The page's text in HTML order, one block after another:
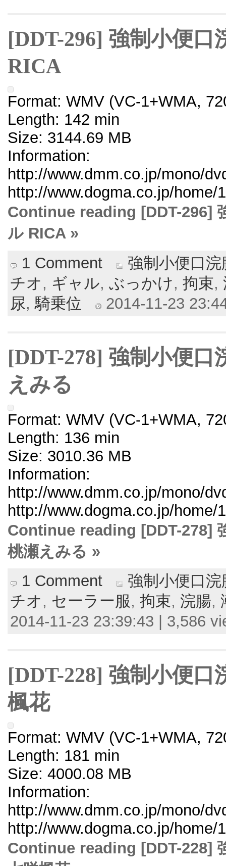
[DDT-296] 強制小便
RICA
Format: WMV (VC-1+WMA,
Length: 142 min
Size: 3144.69 MB
Information:
http://www.dmm.co.jp/mono/
http://www.dogma.co.jp/home/
Continue reading [DDT-296]
ル RICA »
1 Comment
強制小便口
チオ , ギャル, ぶっかけ, 拘束,
尿,騎乗位 2014-11-23
[DDT-278] 強制小便
えみる
Format: WMV (VC-1+WMA,
Length: 136 min
Size: 3010.36 MB
Information:
http://www.dmm.co.jp/mono/
http://www.dogma.co.jp/home/
Continue reading [DDT-278]
桃瀬えみる »
1 Comment
強制小便口
チオ , セーラー服, 拘束, 浣腸,
2014-11-23 23:39:43 | 3,586
[DDT-228] 強制小便
楓花
Format: WMV (VC-1+WMA,
Length: 181 min
Size: 4000.08 MB
Information:
http://www.dmm.co.jp/mono/
http://www.dogma.co.jp/home/
Continue reading [DDT-228]